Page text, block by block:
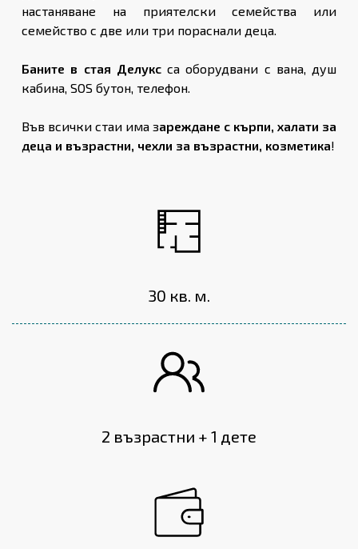
настаняване на приятелски семейства или
семейство с две или три пораснали деца.
Баните в стая Делуксса оборудвани с вана, душ
кабина, SOS бутон, телефон.
Във всички стаи има зареждане с кърпи, халати за
деца и възрастни, чехли за възрастни, козметика!
30 кв. м.
2 възрастни + 1 дете